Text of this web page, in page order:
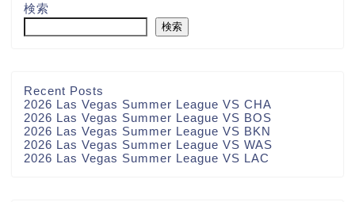
検索
検索
Recent Posts
2026 Las Vegas Summer League VS CHA
2026 Las Vegas Summer League VS BOS
2026 Las Vegas Summer League VS BKN
2026 Las Vegas Summer League VS WAS
2026 Las Vegas Summer League VS LAC